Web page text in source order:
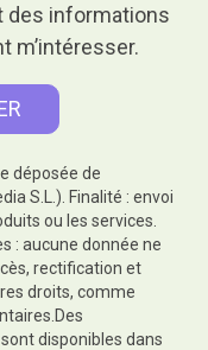
des informations
m’intéresser.
déposée de
S.L.). Finalité : envoi
ou les services.
: aucune donnée ne
rectification et
droits, comme
disponibles dans